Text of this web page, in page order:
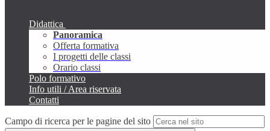
Didattica
Panoramica
Offerta formativa
I progetti delle classi
Orario classi
Polo formativo
Info utili / Area riservata
Contatti
Campo di ricerca per le pagine del sito